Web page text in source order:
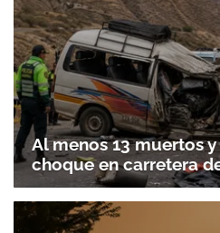
Al menos 13 muertos
choque en carretera